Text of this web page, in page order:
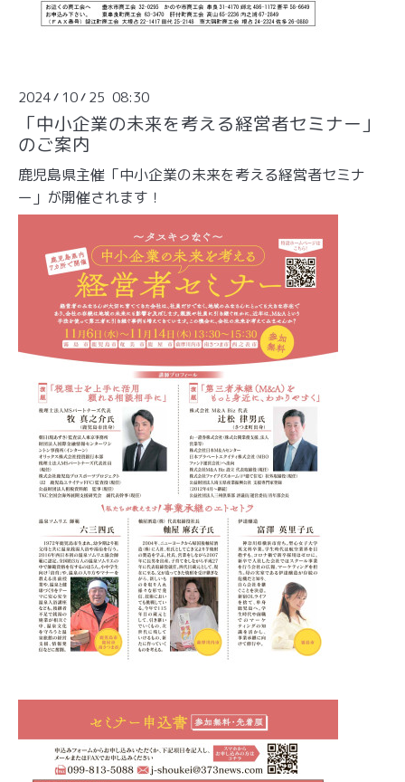
2024/ 10/ 25 08:30
「中小企業の未来を考える経営者セミナー」
のご案内
鹿児島県主催「中小企業の未来を考える経営者セミナ
ー」が開催されます！